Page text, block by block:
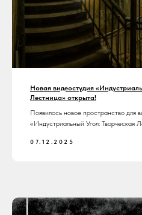
Новая видеостудия
Лестница» открыта!
Появилось новое пространство для
«Индустриальный Угол: Творческая
07.12.2025